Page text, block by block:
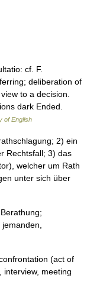
cf. F.
deliberation of
to a decision.
dark Ended.
of English
2) ein
Rechtsfall; 3) das
welcher um Rath
unter sich über
(act of
interview, meeting